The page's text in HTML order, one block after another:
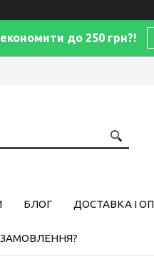
до 250 грн?!
БЛОГ ДОСТАВКА І